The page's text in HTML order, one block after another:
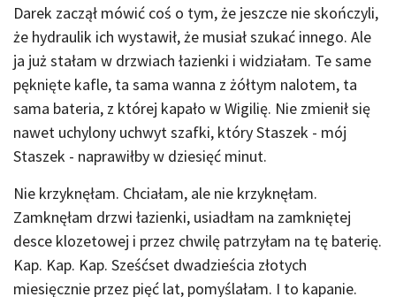
Darek zaczął mówić coś o tym, że jeszcze nie skończyli,
że hydraulik ich wystawił, że musiał szukać innego. Ale
ja już stałam w drzwiach łazienki i widziałam. Te same
pęknięte kafle, ta sama wanna z żółtym nalotem, ta
sama bateria, z której kapało w Wigilię. Nie zmienił się
nawet uchylony uchwyt szafki, który Staszek - mój
Staszek - naprawiłby w dziesięć minut.
Nie krzyknęłam. Chciałam, ale nie krzyknęłam.
Zamknęłam drzwi łazienki, usiadłam na zamkniętej
desce klozetowej i przez chwilę patrzyłam na tę baterię.
Kap. Kap. Kap. Sześćset dwadzieścia złotych
miesięcznie przez pięć lat, pomyślałam. I to kapanie.